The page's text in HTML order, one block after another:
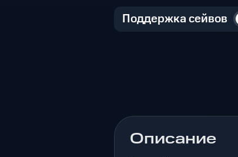
Поддержка сейвов
Описание